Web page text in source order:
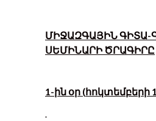
ՄԻՋԱԶԳԱՅԻՆ
ՍԵՄԻՆԱՐԻ ԾՐԱԳԻՐԸ
1-ին օր (հոկտեմբերի